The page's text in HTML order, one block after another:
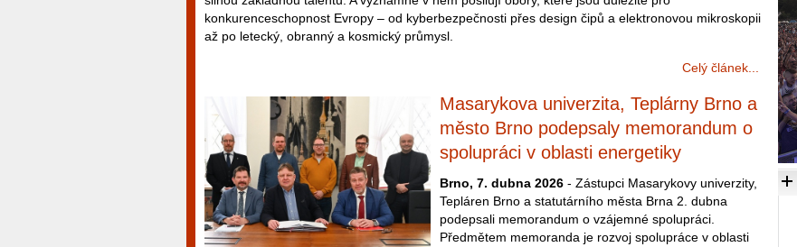
konkurenceschopnost Evropy – od kyberbezpečnosti přes design čipů a elektronovou mikroskopii
až po letecký, obranný a kosmický průmysl.
Celý článek...
Masarykova univerzita, Teplárny Brno a
město Brno podepsaly memorandum o
spolupráci v oblasti energetiky
Brno, 7. dubna 2026 - Zástupci Masarykovy univerzity,
Tepláren Brno a statutárního města Brna 2. dubna
podepsali memorandum o vzájemné spolupráci.
Předmětem memoranda je rozvoj spolupráce v oblasti